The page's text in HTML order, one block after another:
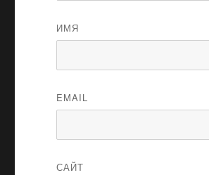
ИМЯ
EMAIL
САЙТ